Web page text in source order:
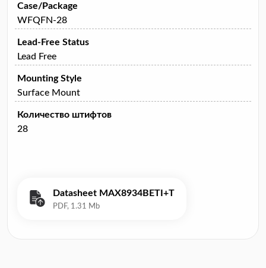
Case/Package
WFQFN-28
Lead-Free Status
Lead Free
Mounting Style
Surface Mount
Количество штифтов
28
Datasheet MAX8934BETI+T